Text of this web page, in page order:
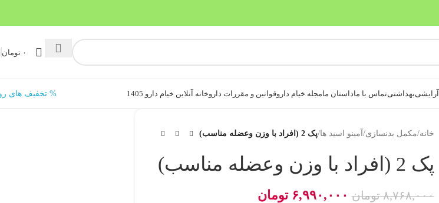
۰ تومان
آرایشیبهداشتیتماس با ماداستان مامجله خیام داروقوانین و مقررات داروخانه آنلاین خیام دارو 1405 % تخفیف های
خانه/مکمل بدنسازی/ آمینو اسید ها/پک 2 (افراد با وزن وعضله مناسب)
پک 2 (افراد با وزن وعضله مناسب)
۸,۷۶۸,۰۰۰ تومان ۶,۹۹۰,۰۰۰ تومان